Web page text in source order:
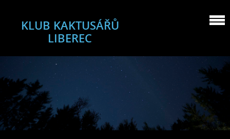
KLUB KAKTUSÁŘŮ
LIBEREC